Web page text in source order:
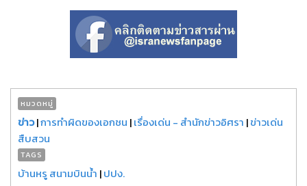
หมวดหมู่
ข่าว|การทำผิดของเอกชน |เรื่องเด่น - สำนักข่าวอิศรา |ข่าวเด่น
สืบสวน
TAGS
บ้านหรู สนามบินน้ำ |ปปง.